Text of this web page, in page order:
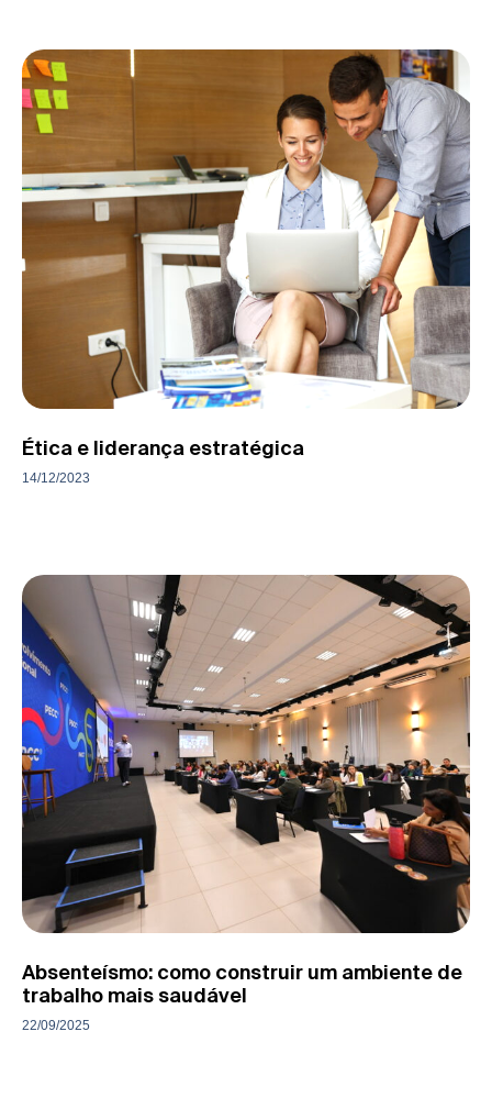
Ética e liderança estratégica
14/12/2023
Absenteísmo: como construir um ambiente de
trabalho mais saudável
22/09/2025